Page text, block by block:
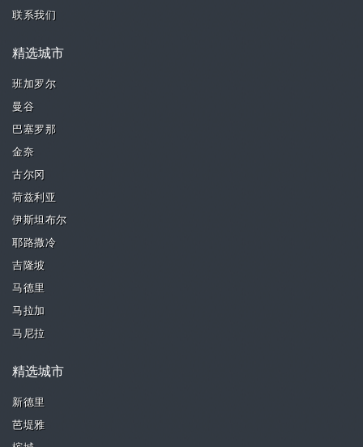
联系我们
精选城市
班加罗尔
曼谷
巴塞罗那
金奈
古尔冈
荷兹利亚
伊斯坦布尔
耶路撒冷
吉隆坡
马德里
马拉加
马尼拉
精选城市
新德里
芭堤雅